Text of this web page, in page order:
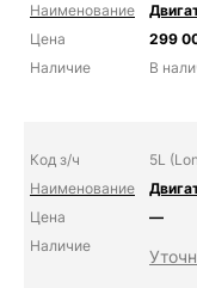
299
В
5L
—